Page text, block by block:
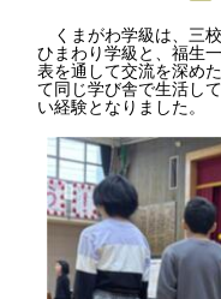
くまがわ学級は、三
ひまわり学級と、福生
表を通して交流を深め
て同じ学び舎で生活し
い経験となりました。